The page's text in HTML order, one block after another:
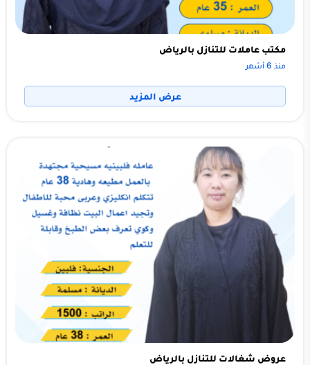
مكتب عاملات للتنازل بالرياض
منذ 6 أشهر
عرض المزيد
عروض شغالات للتنازل بالرياض